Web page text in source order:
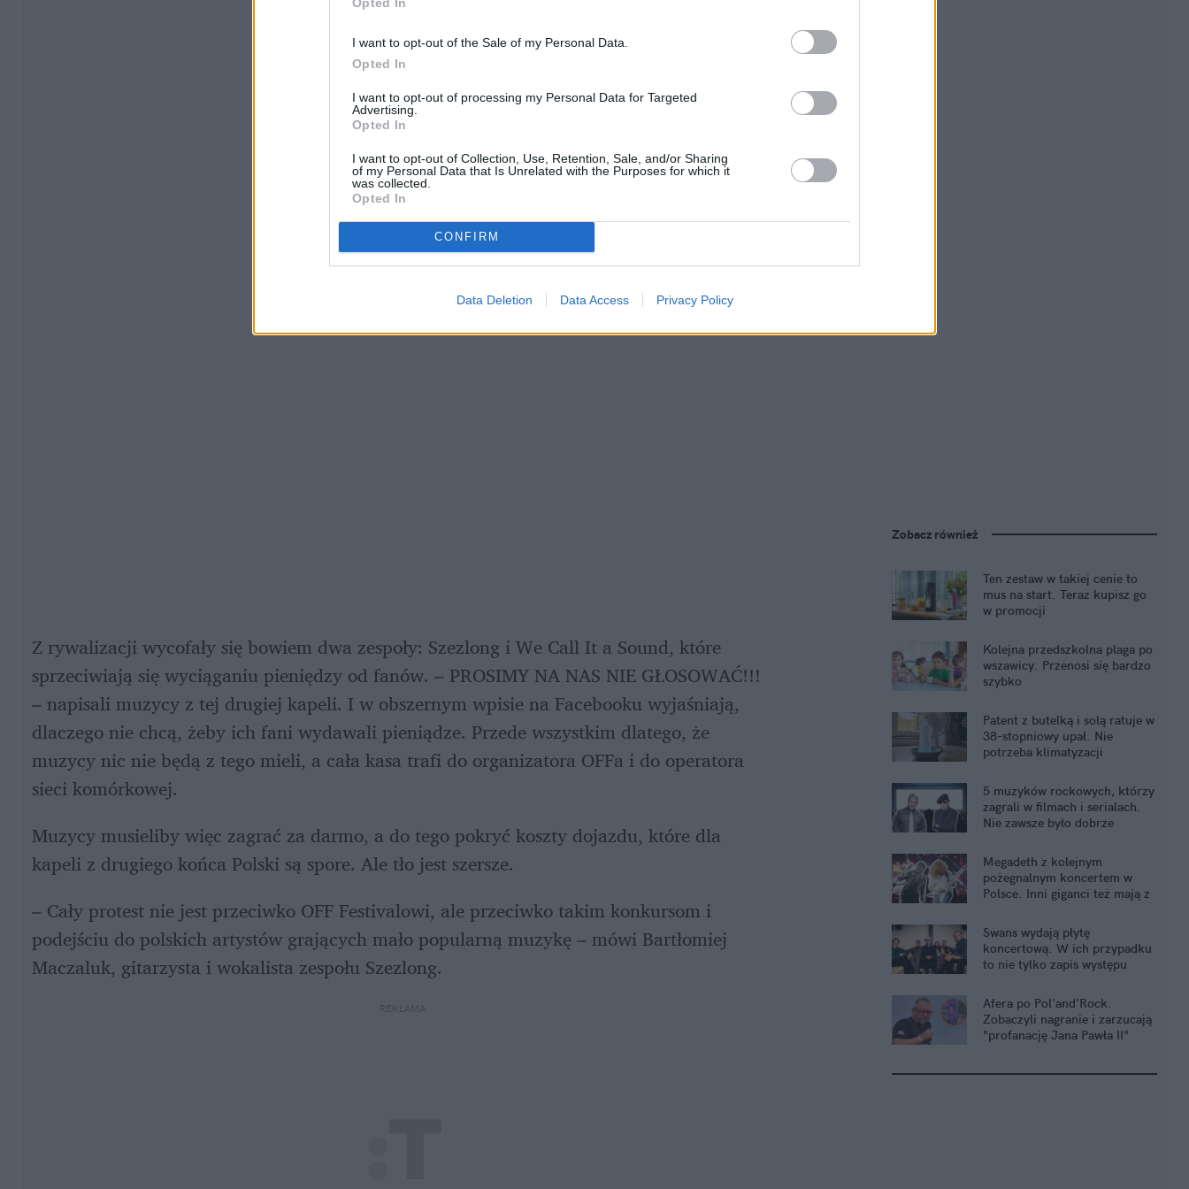
I want to opt-out of the Sale of my Personal Data.
Opted In
I want to opt-out of processing my Personal Data for Targeted
Advertising.
Opted In
I want to opt-out of Collection, Use, Retention, Sale, and/or Sharing
of my Personal Data that Is Unrelated with the Purposes for which it
was collected.
Opted In
CONFIRM
Data Deletion Data Access Privacy Policy
Z rywalizacji wycofały się bowiem dwa zespoły: Szezlong i We Call It a Sound, które
sprzeciwiają się wyciąganiu pieniędzy od fanów. – PROSIMY NA NAS NIE GŁOSOWAĆ!!!
– napisali muzycy z tej drugiej kapeli. I w obszernym wpisie na Facebooku wyjaśniają,
dlaczego nie chcą, żeby ich fani wydawali pieniądze. Przede wszystkim dlatego, że
muzycy nic nie będą z tego mieli, a cała kasa trafi do organizatora OFFa i do operatora
sieci komórkowej.
Muzycy musieliby więc zagrać za darmo, a do tego pokryć koszty dojazdu, które dla
kapeli z drugiego końca Polski są spore. Ale tło jest szersze.
– Cały protest nie jest przeciwko OFF Festivalowi, ale przeciwko takim konkursom i
podejściu do polskich artystów grających mało popularną muzykę – mówi Bartłomiej
Maczaluk, gitarzysta i wokalista zespołu Szezlong.
REKLAMA
Zobacz również
Ten zestaw w takiej cenie to
mus na start. Teraz kupisz go
w promocji
Kolejna przedszkolna plaga po
wszawicy. Przenosi się bardzo
szybko
Patent z butelką i solą ratuje w
38-stopniowy upał. Nie
potrzeba klimatyzacji
5 muzyków rockowych, którzy
zagrali w filmach i serialach.
Nie zawsze było dobrze
Megadeth z kolejnym
pożegnalnym koncertem w
Polsce. Inni giganci też mają z
Swans wydają płytę
koncertową. W ich przypadku
to nie tylko zapis występu
Afera po Pol'and'Rock.
Zobaczyli nagranie i zarzucają
"profanację Jana Pawła II"